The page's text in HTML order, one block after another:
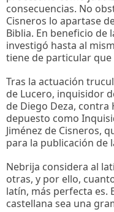
consecuencias. No
Cisneros lo apartase
Biblia. En beneficio de
investigó hasta al
tiene de particular
Tras la actuación
de Lucero, inquisidor
de Diego Deza, contra
depuesto como
Jiménez de Cisneros,
para la publicación de
Nebrija considera al
otras, y por ello,
latín, más perfecta es.
castellana sea una